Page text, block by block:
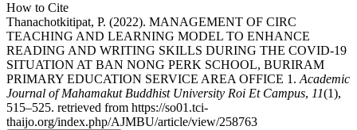
How to Cite
Thanachotkitipat, P. (2022). MANAGEMENT OF CIRC
TEACHING AND LEARNING MODEL TO ENHANCE
READING AND WRITING SKILLS DURING THE COVID-19
SITUATION AT BAN NONG PERK SCHOOL, BURIRAM
PRIMARY EDUCATION SERVICE AREA OFFICE 1. Academic
Journal of Mahamakut Buddhist University Roi Et Campus, 11(1),
515–525. retrieved from https://so01.tci-
thaijo.org/index.php/AJMBU/article/view/258763